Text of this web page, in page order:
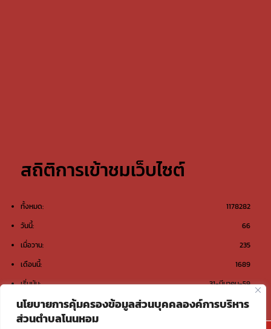
นโยบายการคุ้มครองข้อมูลส่วนบุคคลองค์การบริหาร
ส่วนตำบลโนนหอม
สถิติการเข้าชมเว็บไซต์
1178282
ทั้งหมด:
66
วันนี้:
235
เมื่อวาน:
1689
เดือนนี้:
31-มีนาคม-59
เริ่มนับ: